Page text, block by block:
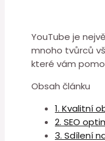
YouTube je
mnoho tvůrců
které vám
Obsah článku
1. Kvalitní
2. SEO
3. Sdílení